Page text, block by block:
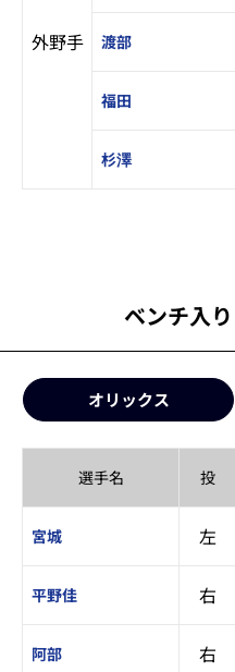
外野手 渡部
福田
杉澤
ベンチ入
オリックス
選手名 投
宮城 左
平野佳 右
阿部 右